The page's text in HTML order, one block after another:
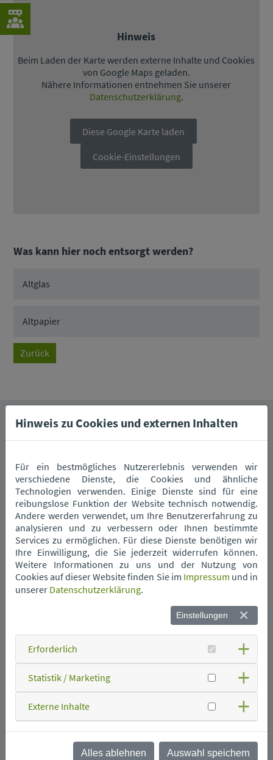
Hinweis
Beim Laden der Karte werden externe Inhalte und Cookies
von Google Maps geladen.
Nähere Informationen entnehmen Sie unserer
Datenschutzerklärung.
Diese Google Karte laden
Cookie-Einstellungen
Was kann hier noch entsorgt werden?
Altglas
Altpapier
Zurück
Das könnte Sie auch interessieren.
Wann kommt die
Müllabfuhr?
Was kann ich wo
entsorgen?
Hinweis zu Cookies und externen Inhalten
Für ein bestmögliches Nutzererlebnis verwenden wir
verschiedene Dienste, die Cookies und ähnliche
Technologien verwenden. Einige Dienste sind für eine
reibungslose Funktion der Website technisch notwendig.
Andere werden verwendet, um Ihre Benutzererfahrung zu
analysieren und zu verbessern oder Ihnen bestimmte
Services zu ermöglichen. Für diese Dienste benötigen wir
Ihre Einwilligung, die Sie jederzeit widerrufen können.
Weitere Informationen zu uns und der Nutzung von
Cookies auf dieser Website finden Sie im Impressum und in
unserer Datenschutzerklärung.
Einstellungen
Erforderlich
Statistik / Marketing
Externe Inhalte
Alles ablehnen Auswahl speichern